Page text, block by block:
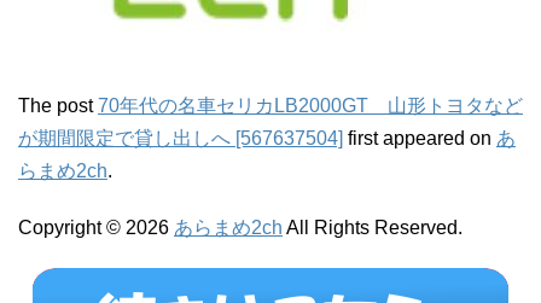
The post70年代の名車セリカLB2000GT 山形トヨタなど
が期間限定で貸し出しへ [567637504] first appeared on あ
らまめ2ch.
Copyright © 2026 あらまめ2ch All Rights Reserved.